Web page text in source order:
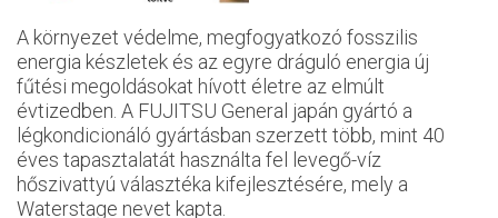
A környezet védelme, megfogyatkozó fosszilis
energia készletek és az egyre dráguló energia új
fűtési megoldásokat hívott életre az elmúlt
évtizedben. A FUJITSU General japán gyártó a
légkondicionáló gyártásban szerzett több, mint 40
éves tapasztalatát használta fel levegő-víz
hőszivattyú választéka kifejlesztésére, mely a
Waterstage nevet kapta.